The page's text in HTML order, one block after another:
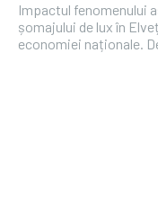
Impactul fenomenului
șomajului de lux în
economiei naționale.